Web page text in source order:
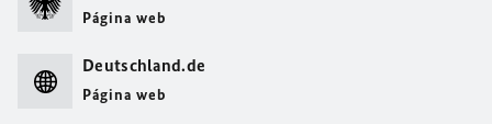
Página web
Deutschland.de
Página web